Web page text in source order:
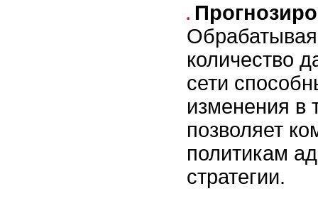
количество
сети
изменения в
позволяет
политикам
стратегии.